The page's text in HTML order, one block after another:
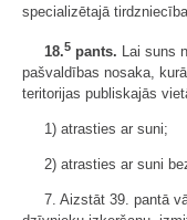
specializētajā
18.5 pants. Lai suns
pašvaldības nosaka,
teritorijas publiskajās
1) atrasties ar suni;
2) atrasties ar suni
7. Aizstāt 39. pantā